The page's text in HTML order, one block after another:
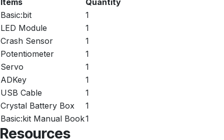
Basic:bit
1
LED Module
1
Crash Sensor
1
Potentiometer
1
Servo
1
ADKey
1
USB Cable
1
Crystal Battery Box
1
Basic:kit Manual Book1
Resources